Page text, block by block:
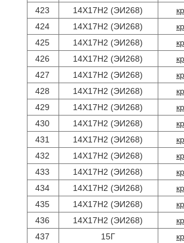
423
14Х17Н2 (ЭИ268)
424
14Х17Н2 (ЭИ268)
425
14Х17Н2 (ЭИ268)
426
14Х17Н2 (ЭИ268)
427
14Х17Н2 (ЭИ268)
428
14Х17Н2 (ЭИ268)
429
14Х17Н2 (ЭИ268)
430
14Х17Н2 (ЭИ268)
431
14Х17Н2 (ЭИ268)
432
14Х17Н2 (ЭИ268)
433
14Х17Н2 (ЭИ268)
434
14Х17Н2 (ЭИ268)
435
14Х17Н2 (ЭИ268)
436
14Х17Н2 (ЭИ268)
437
15Г